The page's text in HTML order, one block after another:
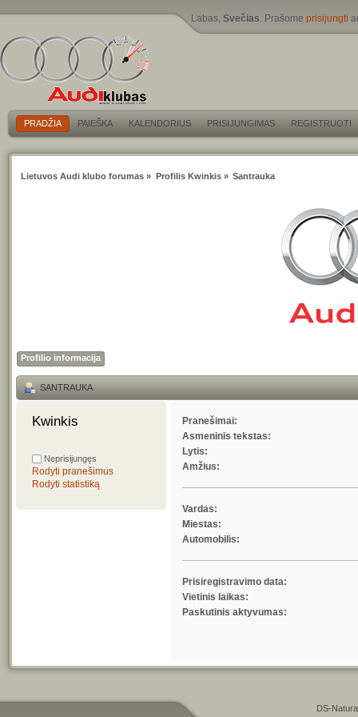
Labas, Svečias. Prašome prisijungti
PRADŽIA PAIEŠKA KALENDORIUS PRISIJUNGIMAS REGISTRUOTI
Lietuvos Audi klubo forumas » Profilis Kwinkis» Santrauka
Profilio informacija
SANTRAUKA
Kwinkis
Neprisijungęs
Rodyti pranešimus
Rodyti statistiką
Pranešimai:
Asmeninis tekstas:
Lytis:
Amžius:
Vardas:
Miestas:
Automobilis:
Prisiregistravimo data:
Vietinis laikas:
Paskutinis aktyvumas:
DS-